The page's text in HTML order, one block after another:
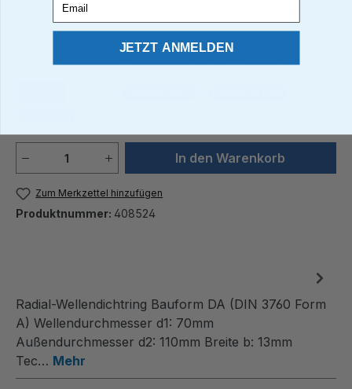
250
Alle Preise inkl. gesetzl. Mehrwertsteuer zzgl. Versandkosten
Produkt Anzahl: Gib denIn den Warenkorb
Zum Merkzettel hinzufügen
Produktnummer: 408524
Radial-Wellendichtring Bauform DA (DIN 3760 Form
A) Wellendurchmesser d1: 70mm
Außendurchmesser d2: 110mm Breite b: 13mm
Tec… Mehr
JETZT ANMELDEN